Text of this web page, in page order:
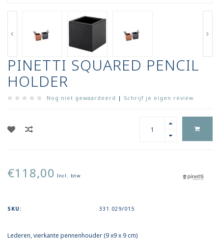
PINETTI SQUARED PENCIL
HOLDER
Nog niet gewaardeerd | Schrijf je eigen review
€118,00 Incl. btw
SKU: 331.029/015
Lederen, vierkante pennenhouder (9 x9 x 9 cm)